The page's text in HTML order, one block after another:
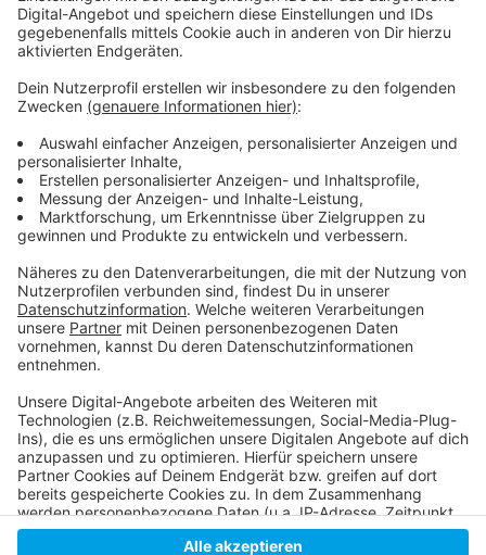
Anzeige
Pressemeldung der Stadt
Impf- und Testmöglichkeiten in unserer Stadt
Antenne Düsseldorf Corona-Sonderseite
Anzeige
Anzeige